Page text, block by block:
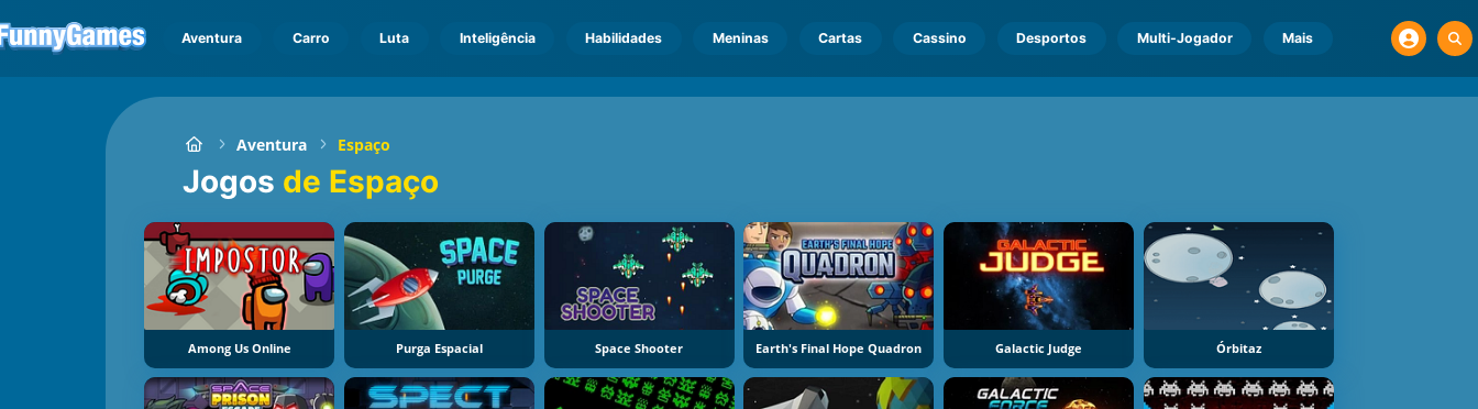
Aventura Carro Luta Inteligência Habilidades Meninas Cartas Cassino Desportos Multi-Jogador Mais
Aventura Espaço
Jogos de Espaço
Among Us Online Purga Espacial Space Shooter Earth's Final Hope Quadron Galactic Judge Órbitaz